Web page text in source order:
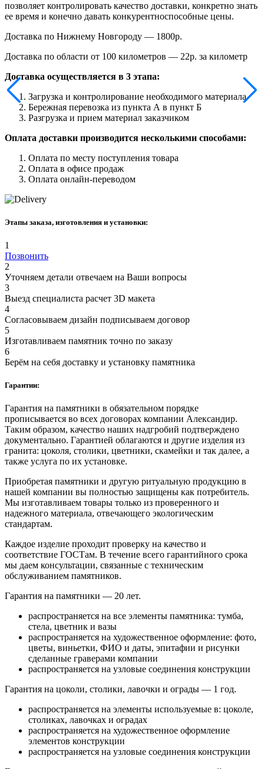
позволяет контролировать качество доставки, конкретно знать
ее время и конечно давать конкурентноспособные цены.
Доставка по Нижнему Новгороду — 1800р.
Доставка по области от 100 километров — 22р. за километр
Доставка осуществляется в 3 этапа:
Загрузка и контролирование необходимого материала
Бережная перевозка из пункта А в пункт Б
Разгрузка и прием материал заказчиком
Оплата доставки производится несколькими способами:
Оплата по месту поступления товара
Оплата в офисе продаж
Оплата онлайн-переводом
Этапы заказа, изготовления и установки:
1
Позвонить
2
Уточняем детали отвечаем на Ваши вопросы
3
Выезд специалиста расчет 3D макета
4
Согласовываем дизайн подписываем договор
5
Изготавливаем памятник точно по заказу
6
Берём на себя доставку и установку памятника
Гарантии:
Гарантия на памятники в обязательном порядке
прописывается во всех договорах компании Александир.
Таким образом, качество наших надгробий подтверждено
документально. Гарантией облагаются и другие изделия из
гранита: цоколя, столики, цветники, скамейки и так далее, а
также услуга по их установке.
Приобретая памятники и другую ритуальную продукцию в
нашей компании вы полностью защищены как потребитель.
Мы изготавливаем товары только из проверенного и
надежного материала, отвечающего экологическим
стандартам.
Каждое изделие проходит проверку на качество и
соответствие ГОСТам. В течение всего гарантийного срока
мы даем консультации, связанные с техническим
обслуживанием памятников.
Гарантия на памятники — 20 лет.
распространяется на все элементы памятника: тумба,
стела, цветник и вазы
распространяется на художественное оформление: фото,
цветы, виньетки, ФИО и даты, эпитафии и рисунки
сделанные граверами компании
распространяется на узловые соединения конструкции
Гарантия на цоколи, столики, лавочки и ограды — 1 год.
распространяется на элементы используемые в: цоколе,
столиках, лавочках и оградах
распространяется на художественное оформление
элементов конструкции
распространяется на узловые соединения конструкции